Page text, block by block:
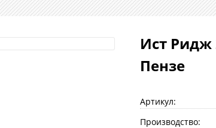
Ист Ридж
Пензе
Артикул:
Производство: